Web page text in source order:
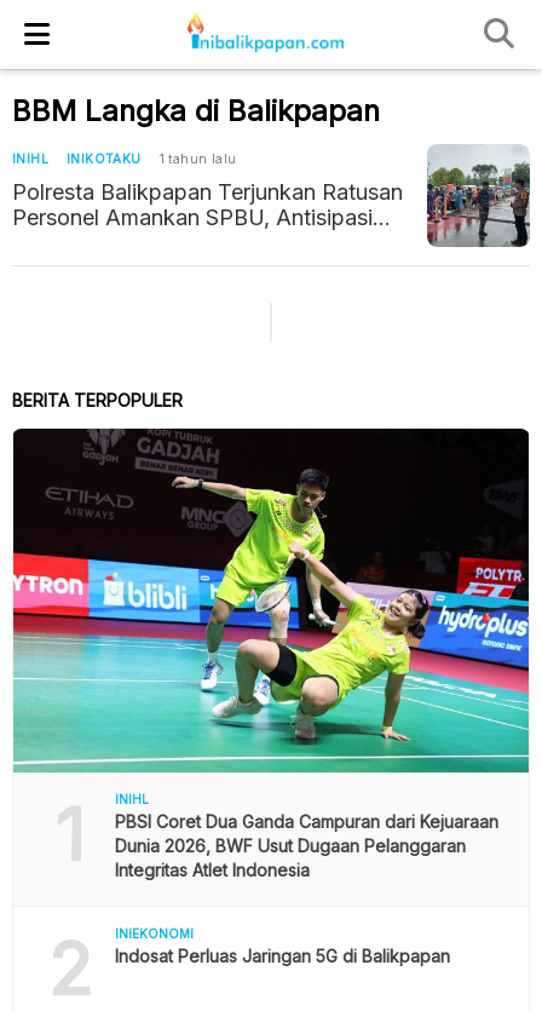
BBM Langka di Balikpapan
INIHL INIKOTAKU 1 tahun lalu
Polresta Balikpapan Terjunkan Ratusan
Personel Amankan SPBU, Antisipasi
BERITA TERPOPULER
1 INIHL
PBSI Coret Dua Ganda Campuran dari Kejuaraan
Dunia 2026, BWF Usut Dugaan Pelanggaran
Integritas Atlet Indonesia
2 INIEKONOMI
Indosat Perluas Jaringan 5G di Balikpapan